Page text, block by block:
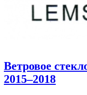
Ветровое
2015–2018